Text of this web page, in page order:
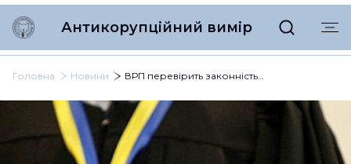
Антикорупційний вимір
Головна Новини ВРП перевірить законність рішень судді з Херсонщини, яка пом’якшувала покарання за нетверезе водіння